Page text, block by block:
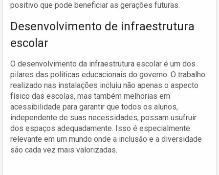
positivo que pode beneficiar as gerações futuras.
Desenvolvimento de infraestrutura
escolar
O desenvolvimento da infraestrutura escolar é um dos
pilares das políticas educacionais do governo. O trabalho
realizado nas instalações incluiu não apenas o aspecto
físico das escolas, mas também melhorias em
acessibilidade para garantir que todos os alunos,
independente de suas necessidades, possam usufruir
dos espaços adequadamente. Isso é especialmente
relevante em um mundo onde a inclusão e a diversidade
são cada vez mais valorizadas.